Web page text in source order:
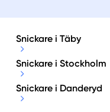
Snickare i Täby
Snickare i Stockholm
Snickare i Danderyd